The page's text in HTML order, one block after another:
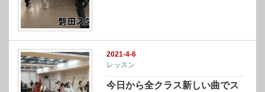
2021-4-6
レッスン
今日から全クラス新しい曲でス